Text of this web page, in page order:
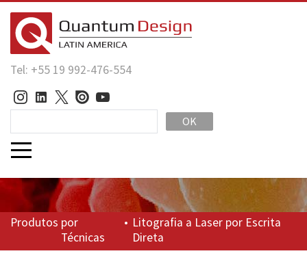
Tel: +55 19 992-476-554
OK
Produtos por
Técnicas
• Litografia a Laser por Escrita
Direta